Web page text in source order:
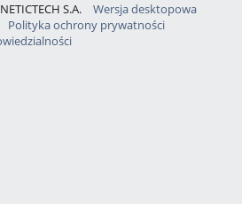
S.A.
Wersja desktopowa
Polityka ochrony prywatności